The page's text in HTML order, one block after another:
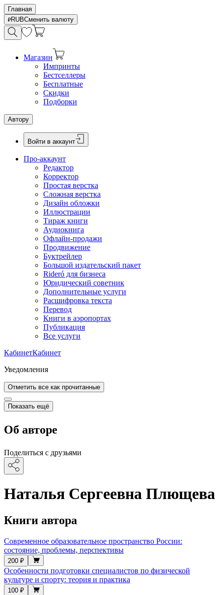
Главная
RUBСменить валюту
Магазин
Импринты
Бестселлеры
Бесплатные
Скидки
Подборки
Автору
Войти в аккаунт
Про-аккаунт
Редактор
Корректор
Простая верстка
Сложная верстка
Дизайн обложки
Иллюстрации
Тираж книги
Аудиокнига
Офлайн-продажи
Продвижение
Буктрейлер
Большой издательский пакет
Rideró для бизнеса
Юридический советник
Дополнительные услуги
Расшифровка текста
Перевод
Книги в аэропортах
Публикация
Все услуги
КабинетКабинет
Уведомления
Отметить все как прочитанные
Показать ещё
Об авторе
Поделиться с друзьями
Наталья Сергеевна Плющева
Книги автора
Современное образовательное пространство России:
состояние, проблемы, перспективы
200 ₽
Особенности подготовки специалистов по физической
культуре и спорту: теория и практика
100 ₽